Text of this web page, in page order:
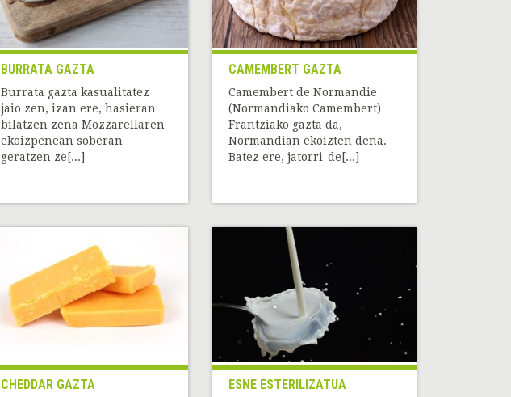
BURRATA GAZTA
Burrata gazta kasualitatez
jaio zen, izan ere, hasieran
bilatzen zena Mozzarellaren
ekoizpenean soberan
geratzen ze[...]
CAMEMBERT GAZTA
Camembert de Normandie
(Normandiako Camembert)
Frantziako gazta da,
Normandian ekoizten dena.
Batez ere, jatorri-de[...]
CHEDDAR GAZTA ESNE ESTERILIZATUA